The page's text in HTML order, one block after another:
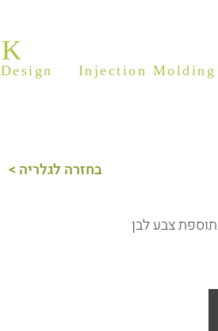
KILIM PLASTICS
Design Injection Molding
< בחזרה לגלריה